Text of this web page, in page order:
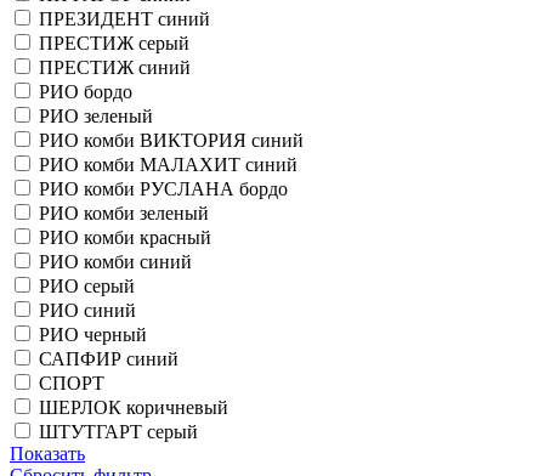
ПРЕЗИДЕНТ синий
ПРЕСТИЖ серый
ПРЕСТИЖ синий
РИО бордо
РИО зеленый
РИО комби ВИКТОРИЯ синий
РИО комби МАЛАХИТ синий
РИО комби РУСЛАНА бордо
РИО комби зеленый
РИО комби красный
РИО комби синий
РИО серый
РИО синий
РИО черный
САПФИР синий
СПОРТ
ШЕРЛОК коричневый
ШТУТГАРТ серый
Показать